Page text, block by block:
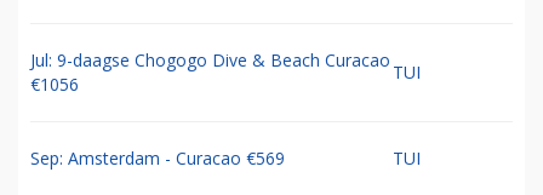
Jul: 9-daagse Chogogo Dive & Beach Curacao
€1056
TUI
Sep: Amsterdam - Curacao €569 TUI